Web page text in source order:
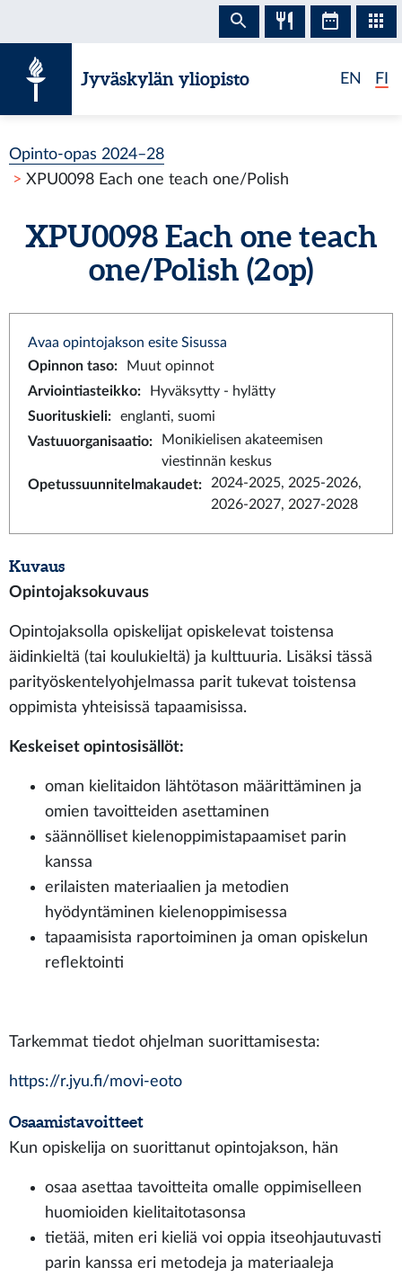
Jyväskylän yliopisto EN FI
Opinto-opas 2024–28
XPU0098 Each one teach one/Polish
XPU0098 Each one teach
one/Polish (2 op)
Avaa opintojakson esite Sisussa
Opinnon taso:
Muut opinnot
Arviointiasteikko:
Hyväksytty - hylätty
Suorituskieli:
englanti, suomi
Vastuuorganisaatio:
Monikielisen akateemisen
viestinnän keskus
Opetussuunnitelmakaudet:
2024-2025, 2025-2026,
2026-2027, 2027-2028
Kuvaus
Opintojaksokuvaus
Opintojaksolla opiskelijat opiskelevat toistensa
äidinkieltä (tai koulukieltä) ja kulttuuria. Lisäksi tässä
parityöskentelyohjelmassa parit tukevat toistensa
oppimista yhteisissä tapaamisissa.
Keskeiset opintosisällöt:
oman kielitaidon lähtötason määrittäminen ja
omien tavoitteiden asettaminen
säännölliset kielenoppimistapaamiset parin
kanssa
erilaisten materiaalien ja metodien
hyödyntäminen kielenoppimisessa
tapaamisista raportoiminen ja oman opiskelun
reflektointi
Tarkemmat tiedot ohjelman suorittamisesta:
https://r.jyu.fi/movi-eoto
Osaamistavoitteet
Kun opiskelija on suorittanut opintojakson, hän
osaa asettaa tavoitteita omalle oppimiselleen
huomioiden kielitaitotasonsa
tietää, miten eri kieliä voi oppia itseohjautuvasti
parin kanssa eri metodeja ja materiaaleja